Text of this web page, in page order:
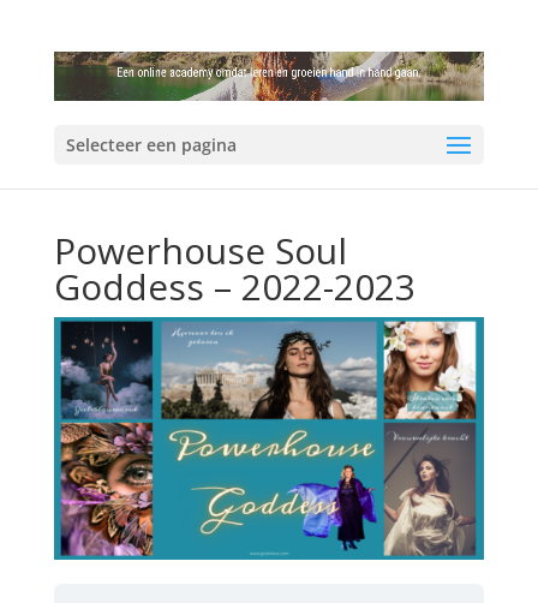
Selecteer een pagina
Powerhouse Soul
Goddess – 2022-2023